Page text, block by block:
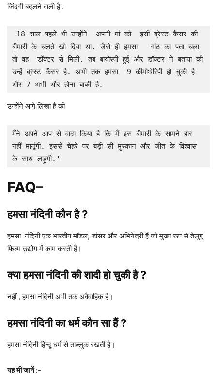
जिंदगी बदलने वाली है .
बीमारी के चलते खो दिया था. जैसे ही हमसा   गांठ का पता चला
तो वह  डॉक्टर से मिली. तब बायोस्पी हुई और डॉक्टर ने बताया की
उन्हें ब्रेस्ट कैंसर है. अभी तक हमसा  9 कीमोथेरिपी हो चुकी है
और 7 अभी और होना बाकी है.
उन्होंने आगे लिखा है की
मैंने अपने आप से वादा किया है कि मैं इस बीमारी के सामने हार
नहीं मानूंगी. इससे चेहरे पर बड़ी सी मुस्कान और जीत के विश्वास
के साथ लड़ूगी.'
FAQ–
हमसा नंदिनीकौन है ?
हमसा नंदिनी एक भारतीय मॉडल, डांसर और अभिनेत्री हैं जो मुख्य रूप से तेलुगु
फिल्म उद्योग में काम करती हैं।
क्याहमसा नंदिनीकी शादी हो चुकी है ?
नहीं , हमसा नंदिनी अभी तक अवैवाहिक है।
हमसा नंदिनीका धर्म कौन सा हैं ?
हमसा नंदिनी हिन्दू धर्म से ताल्लुक रखती है।
यह भी जानें:-